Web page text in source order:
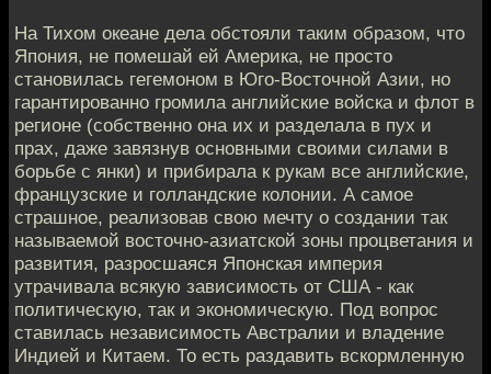
На Тихом океане дела обстояли таким образом, что
Япония, не помешай ей Америка, не просто
становилась гегемоном в Юго-Восточной Азии, но
гарантированно громила английские войска и флот в
регионе (собственно она их и разделала в пух и
прах, даже завязнув основными своими силами в
борьбе с янки) и прибирала к рукам все английские,
французские и голландские колонии. А самое
страшное, реализовав свою мечту о создании так
называемой восточно-азиатской зоны процветания и
развития, разросшаяся Японская империя
утрачивала всякую зависимость от США - как
политическую, так и экономическую. Под вопрос
ставилась независимость Австралии и владение
Индией и Китаем. То есть раздавить вскормленную